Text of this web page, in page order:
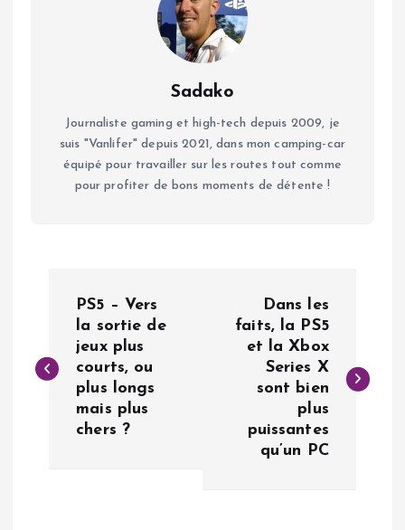
Sadako
Journaliste gaming et high-tech depuis 2009, je
suis "Vanlifer" depuis 2021, dans mon camping-car
équipé pour travailler sur les routes tout comme
pour profiter de bons moments de détente !
v
PS5 – Vers
la sortie de
jeux plus
courts, ou
plus longs
mais plus
chers ?
Dans les
faits, la PS5
et la Xbox
Series X
sont bien
plus
puissantes
qu’un PC